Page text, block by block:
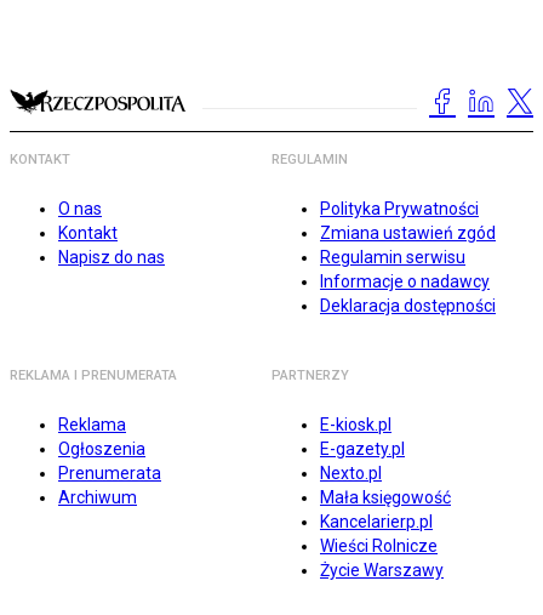
KONTAKT
O nas
Kontakt
Napisz do nas
REGULAMIN
Polityka Prywatności
Zmiana ustawień zgód
Regulamin serwisu
Informacje o nadawcy
Deklaracja dostępności
REKLAMA I PRENUMERATA
Reklama
Ogłoszenia
Prenumerata
Archiwum
PARTNERZY
E-kiosk.pl
E-gazety.pl
Nexto.pl
Mała księgowość
Kancelarierp.pl
Wieści Rolnicze
Życie Warszawy